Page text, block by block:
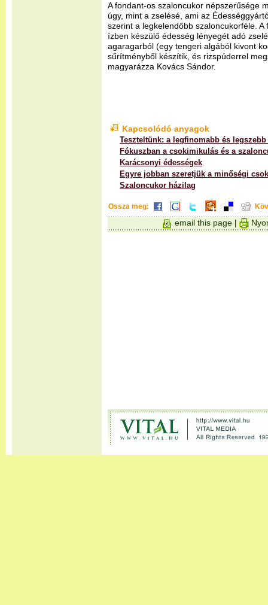
A fondant-os szaloncukor népszerűsége
úgy, mint a zselésé, ami az
szerint a legkelendőbb szaloncukorféle.
ízben készülő édesség lényegét adó
agaragarból (egy tengeri algából kivont
sűrítményből készítik, és rizspúderrel
magyarázza Kovács Sándor.
Kapcsolódó anyagok
Teszteltünk: a legfinomabb és
Fókuszban a csokimikulás és a
Karácsonyi édességek
Egyre jobban szeretjük a minőségi
Szaloncukor házilag
Ossza meg:
email this page|